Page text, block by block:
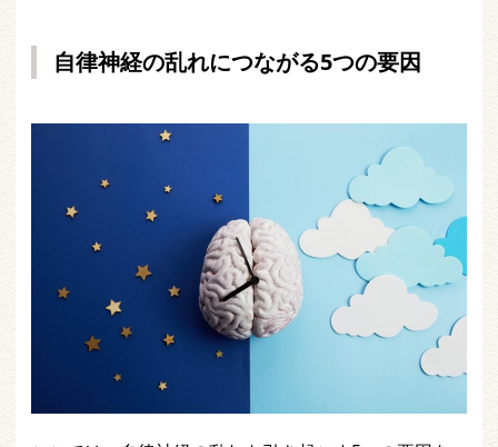
自律神経の乱れにつながる5つの要因